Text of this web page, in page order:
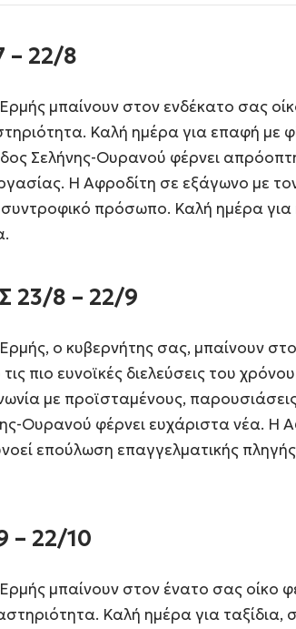
– 22/8
μπαίνουν στον ενδέκατο σας
Καλή ημέρα για επαφή με
Σελήνης-Ουρανού φέρνει
Η Αφροδίτη σε εξάγωνο με
πρόσωπο. Καλή ημέρα για
23/8 – 22/9
ο κυβερνήτης σας, μπαίνουν
πιο ευνοϊκές διελεύσεις του
με προϊσταμένους,
Ουρανού φέρνει ευχάριστα νέα. Η
επούλωση επαγγελματικής
– 22/10
μπαίνουν στον ένατο σας οίκο
Καλή ημέρα για ταξίδια,